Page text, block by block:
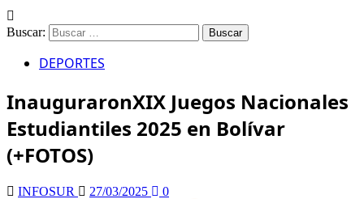
Buscar:
DEPORTES
InauguraronXIX Juegos Nacionales
Estudiantiles 2025 en Bolívar
(+FOTOS)
INFOSUR 27/03/2025 0